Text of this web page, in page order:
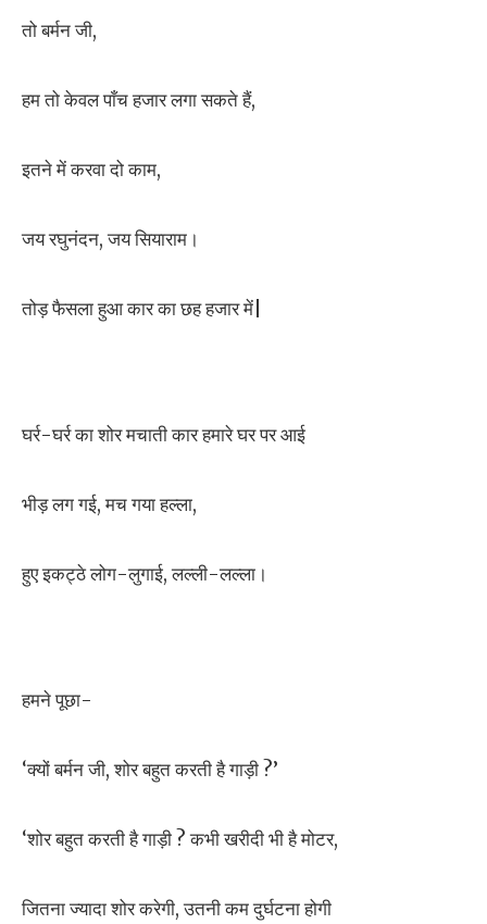
तो बर्मन जी,
हम तो केवल पाँच हजार लगा सकते हैं,
इतने में करवा दो काम,
जय रघुनंदन, जय सियाराम।
तोड़ फैसला हुआ कार का छह हजार में|
घर्र-घर्र का शोर मचाती कार हमारे घर पर आई
भीड़ लग गई, मच गया हल्ला,
हुए इकट्ठे लोग-लुगाई, लल्ली-लल्ला।
हमने पूछा-
‘क्यों बर्मन जी, शोर बहुत करती है गाड़ी ?’
‘शोर बहुत करती है गाड़ी ? कभी खरीदी भी है मोटर,
जितना ज्यादा शोर करेगी, उतनी कम दुर्घटना होगी